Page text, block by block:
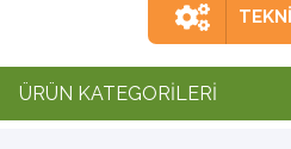
Ribon
ÜRÜN KATEGORİLERİ